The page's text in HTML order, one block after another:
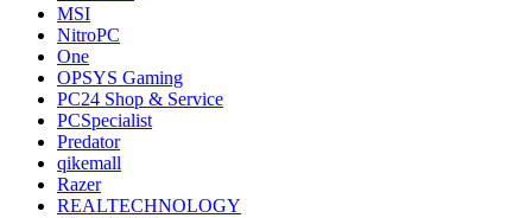
MSI
NitroPC
One
OPSYS Gaming
PC24 Shop & Service
PCSpecialist
Predator
qikemall
Razer
REALTECHNOLOGY